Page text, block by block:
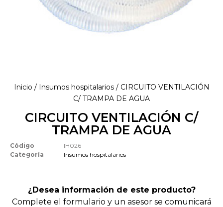
Inicio / Insumos hospitalarios/ CIRCUITO VENTILACIÓN
C/ TRAMPA DE AGUA
CIRCUITO VENTILACIÓN C/
TRAMPA DE AGUA
Código
IH026
Categoría
Insumos hospitalarios
¿Desea información de este producto?
Complete el formulario y un asesor se comunicará